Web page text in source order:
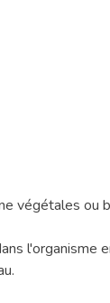
végétales ou
l'organisme